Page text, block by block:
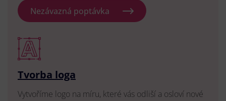
Nezávazná poptávka
Tvorba loga
Vytvoříme logo na míru, které vás odliší a osloví nové